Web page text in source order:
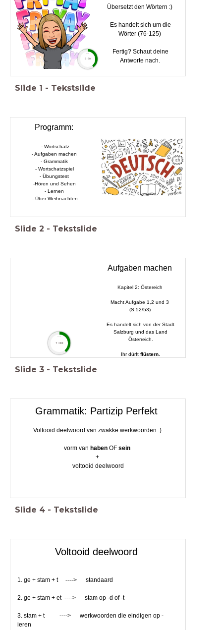
Übersetzt den Wörtern :)
Es handelt sich um die
Wörter (76-125)
Fertig? Schaut deine
Antworte nach.
timer
6:00
Slide 1 - Tekstslide
Programm:
- Wortschatz
- Aufgaben machen
- Grammatik
- Wortschatzspiel
- Übungstest
-Hören und Sehen
- Lernen
- Über Weihnachten
Slide 2 - Tekstslide
Aufgaben machen
Kapitel 2: Östereich
Macht Aufgabe 1,2 und 3
(S.52/53)
Es handelt sich von der Stadt
Salzburg und das Land
Österreich.
Ihr dürftflüstern.
timer
7:00
Slide 3 - Tekstslide
Grammatik: Partizip Perfekt
Voltooid deelwoord van zwakke werkwoorden :)
vorm van haben OF sein
+
voltooid deelwoord
Slide 4 - Tekstslide
Voltooid deelwoord
1. ge + stam + t ----> standaard
2. ge + stam + et ----> stam op -d of -t
3. stam + t ----> werkwoorden die eindigen op -
ieren